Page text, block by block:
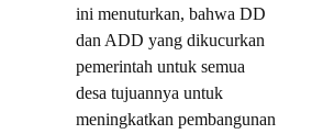
ini menuturkan, bahwa DD
dan ADD yang dikucurkan
pemerintah untuk semua
desa tujuannya untuk
meningkatkan pembangunan